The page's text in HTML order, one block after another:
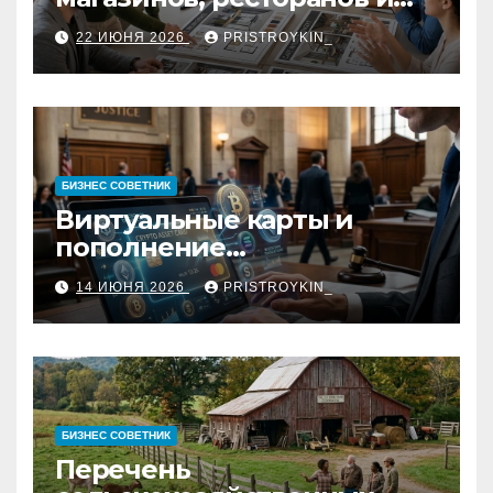
кафе: концепция, 3D-
визуализация, рабочие
чертежи и документация
22 ИЮНЯ 2026 PRISTROYKIN_
БИЗНЕС СОВЕТНИК
Виртуальные карты и
пополнение
стейблкоинами:
юридические требования,
риски и механизмы работы
14 ИЮНЯ 2026 PRISTROYKIN_
БИЗНЕС СОВЕТНИК
Перечень